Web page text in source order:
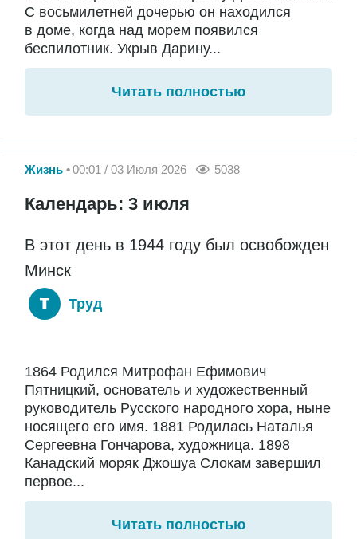
С восьмилетней дочерью он находился
в доме, когда над морем появился
беспилотник. Укрыв Дарину...
Читать полностью
Жизнь 00:01 / 03 Июля 2026 5038
Календарь: 3 июля
В этот день в 1944 году был освобожден
Минск
Труд
1864 Родился Митрофан Ефимович
Пятницкий, основатель и художественный
руководитель Русского народного хора, ныне
носящего его имя. 1881 Родилась Наталья
Сергеевна Гончарова, художница. 1898
Канадский моряк Джошуа Слокам завершил
первое...
Читать полностью